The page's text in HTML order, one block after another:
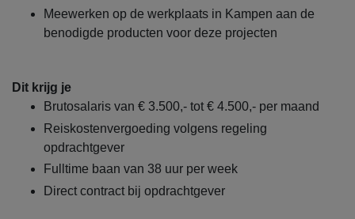
Meewerken op de werkplaats in Kampen aan de
benodigde producten voor deze projecten
Dit krijg je
Brutosalaris van € 3.500,- tot € 4.500,- per maand
Reiskostenvergoeding volgens regeling
opdrachtgever
Fulltime baan van 38 uur per week
Direct contract bij opdrachtgever